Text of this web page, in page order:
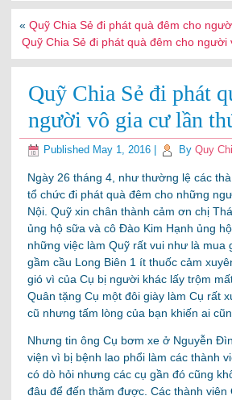
«Quỹ Chia Sẻ đi phát quà đêm cho
Quỹ Chia Sẻ đi phát quà đêm cho người
Quỹ Chia Sẻ đi phát
người vô gia cư lần
Published May 1, 2016 By Quy
Ngày 26 tháng 4, như thường lệ các
tổ chức đi phát quà đêm cho những
Nội. Quỹ xin chân thành cảm ơn chị
ủng hộ sữa và cô Đào Kim Hạnh ủng
những việc làm Quỹ rất vui như là mua
gầm cầu Long Biên 1 ít thuốc cảm
gió vì của Cụ bị người khác lấy trộm
Quân tặng Cụ một đôi giày làm Cụ rất
cũ nhưng tấm lòng của bạn khiến ai
Nhưng tin ông Cụ bơm xe ở Nguyễn
viện vì bị bệnh lao phổi làm các thành
có dò hỏi nhưng các cụ gần đó cũng
đâu để đến thăm được. Các thành viên